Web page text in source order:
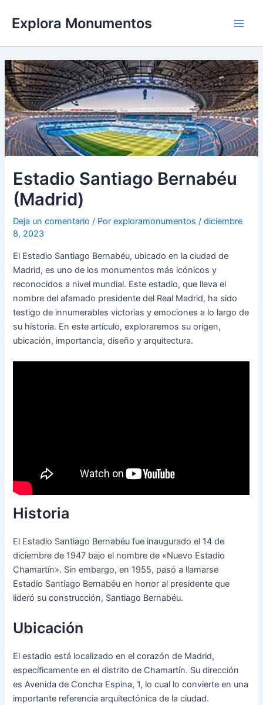
contenido
Explora Monumentos
Estadio Santiago Bernabéu
(Madrid)
Deja un comentario / Porexploramonumentos/diciembre
8, 2023
El Estadio Santiago Bernabéu, ubicado en la ciudad de
Madrid, es uno de los monumentos más icónicos y
reconocidos a nivel mundial. Este estadio, que lleva el
nombre del afamado presidente del Real Madrid, ha sido
testigo de innumerables victorias y emociones a lo largo de
su historia. En este artículo, exploraremos su origen,
ubicación, importancia, diseño y arquitectura.
Historia
El Estadio Santiago Bernabéu fue inaugurado el 14 de
diciembre de 1947 bajo el nombre de «Nuevo Estadio
Chamartín». Sin embargo, en 1955, pasó a llamarse
Estadio Santiago Bernabéu en honor al presidente que
lideró su construcción, Santiago Bernabéu.
Ubicación
El estadio está localizado en el corazón de Madrid,
específicamente en el distrito de Chamartín. Su dirección
es Avenida de Concha Espina, 1, lo cual lo convierte en una
importante referencia arquitectónica de la ciudad.